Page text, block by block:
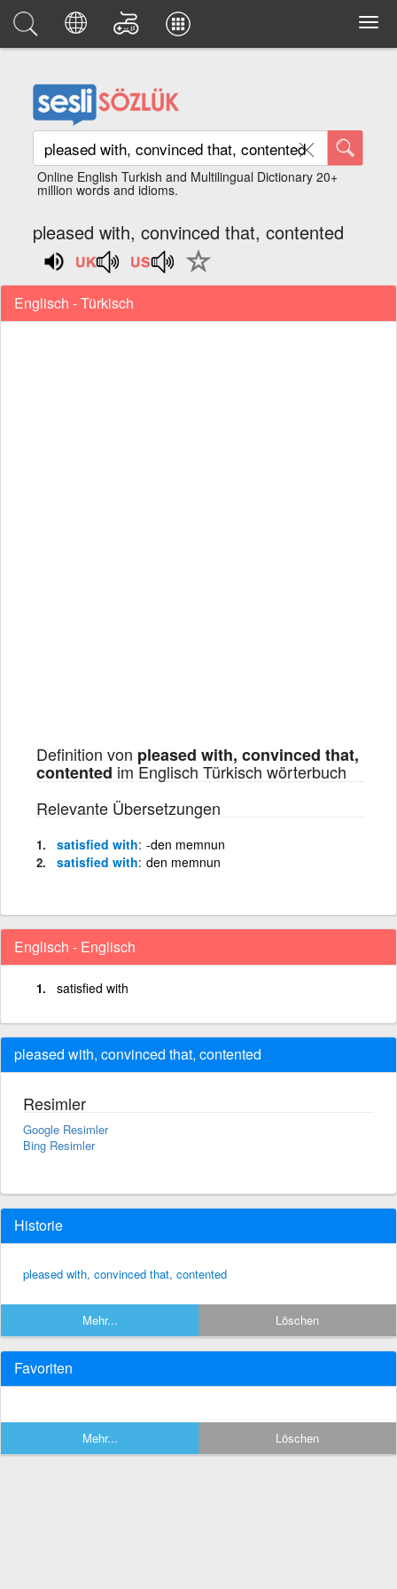
Online English Turkish and Multilingual Dictionary 20+
million words and idioms.
pleased with, convinced that, contented
Englisch - Türkisch
Definition von pleased with, convinced that,
contented im Englisch Türkisch wörterbuch
Relevante Übersetzungen
satisfied with -den memnun
satisfied with den memnun
Englisch - Englisch
satisfied with
pleased with, convinced that, contented
Resimler
Google Resimler
Bing Resimler
Historie
pleased with, convinced that, contented
Mehr... Löschen
Favoriten
Mehr... Löschen